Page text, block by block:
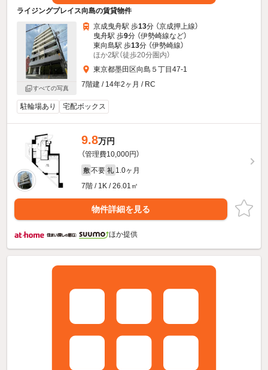
ライジングプレイス向島の賃貸物件
すべての写真
京成曳舟駅 歩13分 （京成押上線）
曳舟駅 歩9分 （伊勢崎線など）
東向島駅 歩13分 （伊勢崎線）
ほか2駅（徒歩20分圏内）
東京都墨田区向島５丁目47-1
7階建 / 14年2ヶ月 / RC
駐輪場あり 宅配ボックス
9.8万円
（管理費10,000円）
敷 不要 礼 1.0ヶ月
7階 / 1K / 26.01㎡
物件詳細を見る
ほか提供